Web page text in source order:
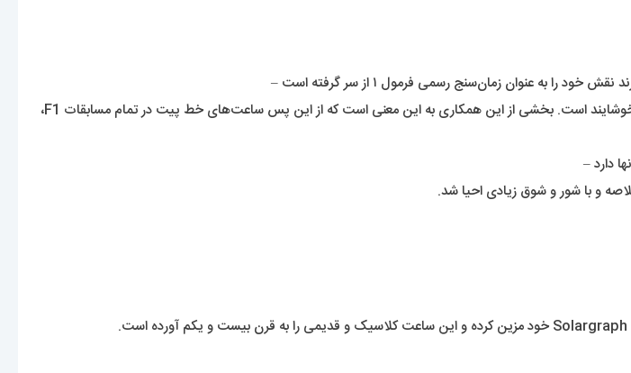
ورزشی که این ساعت‌ساز مدت‌هاست با آن عجین شده است و ورزشی که بازگشت این برند به آن بسیار خوشایند است. بخشی از این همکاری به این معنی است که از این پس ساعت‌های خط پیت در تمام مسابقات F1،